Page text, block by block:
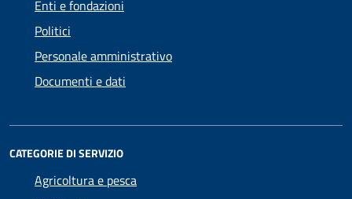
Enti e fondazioni
Politici
Personale amministrativo
Documenti e dati
CATEGORIE DI SERVIZIO
Agricoltura e pesca